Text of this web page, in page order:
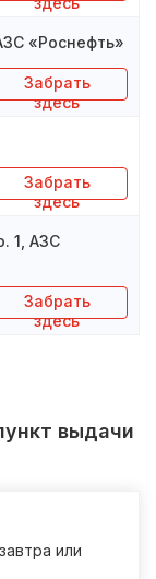
«Роснефть»
Забрать
здесь
Забрать
здесь
1, АЗС
Забрать
здесь
выдачи
или